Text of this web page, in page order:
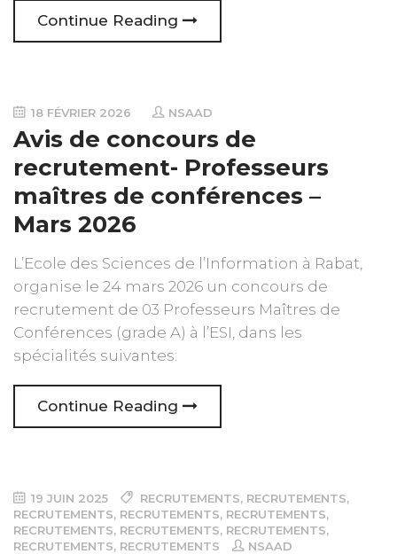
Continue Reading
18 FÉVRIER 2026 NSAAD
Avis de concours de
recrutement- Professeurs
maîtres de conférences –
Mars 2026
L’Ecole des Sciences de l’Information à Rabat,
organise le 24 mars 2026 un concours de
recrutement de 03 Professeurs Maîtres de
Conférences (grade A) à l’ESI, dans les
spécialités suivantes:
Continue Reading
19 JUIN 2025 RECRUTEMENTS, RECRUTEMENTS,
RECRUTEMENTS, RECRUTEMENTS, RECRUTEMENTS,
RECRUTEMENTS, RECRUTEMENTS, RECRUTEMENTS,
RECRUTEMENTS, RECRUTEMENTS NSAAD